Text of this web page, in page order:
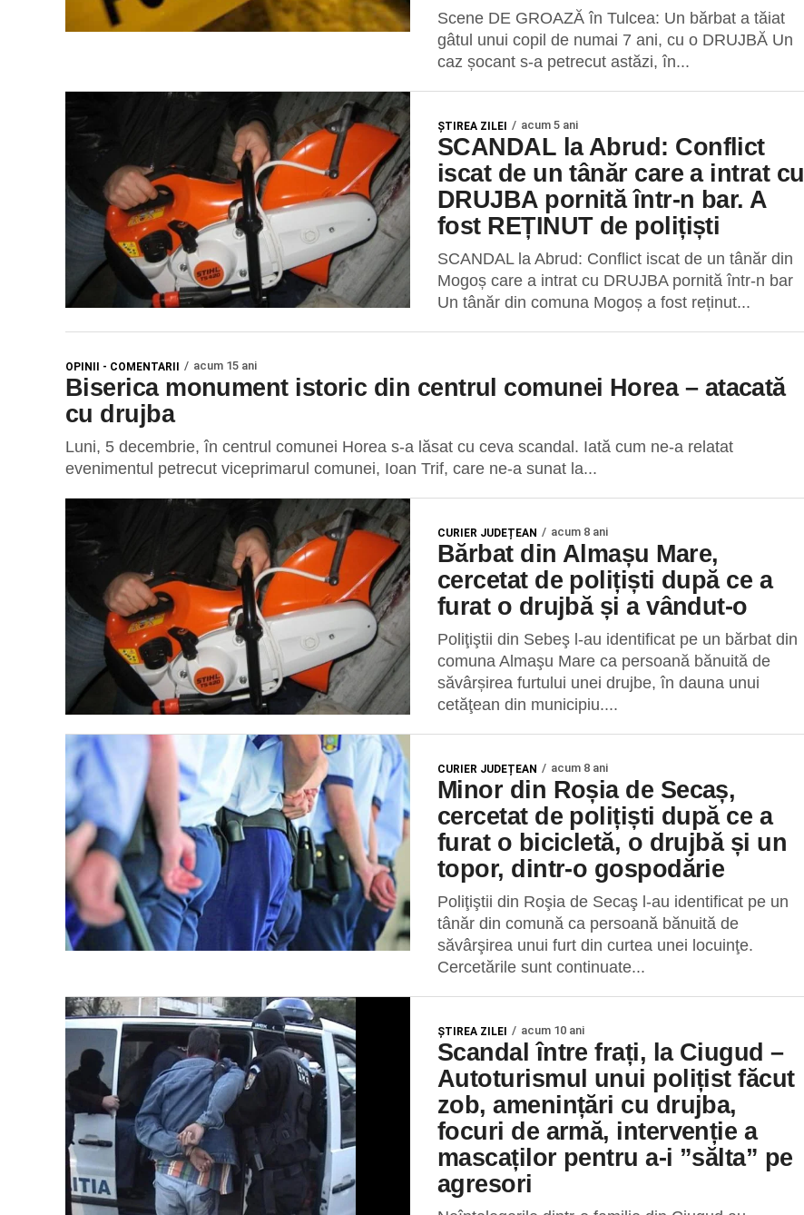
Scene DE GROAZĂ în Tulcea: Un bărbat a tăiat
gâtul unui copil de numai 7 ani, cu o DRUJBĂ Un
caz șocant s-a petrecut astăzi, în...
ŞTIREA ZILEI acum 5 ani
SCANDAL la Abrud: Conflict
iscat de un tânăr care a intrat cu
DRUJBA pornită într-n bar. A
fost REȚINUT de polițiști
SCANDAL la Abrud: Conflict iscat de un tânăr din
Mogoș care a intrat cu DRUJBA pornită într-n bar
Un tânăr din comuna Mogoș a fost reținut...
OPINII - COMENTARII acum 15 ani
Biserica monument istoric din centrul comunei Horea – atacată
cu drujba
Luni, 5 decembrie, în centrul comunei Horea s-a lăsat cu ceva scandal. Iată cum ne-a relatat
evenimentul petrecut viceprimarul comunei, Ioan Trif, care ne-a sunat la...
CURIER JUDEȚEAN acum 8 ani
Bărbat din Almașu Mare,
cercetat de polițiști după ce a
furat o drujbă și a vândut-o
Poliţiştii din Sebeş l-au identificat pe un bărbat din
comuna Almaşu Mare ca persoană bănuită de
săvârșirea furtului unei drujbe, în dauna unui
cetăţean din municipiu....
CURIER JUDEȚEAN acum 8 ani
Minor din Roșia de Secaș,
cercetat de polițiști după ce a
furat o bicicletă, o drujbă și un
topor, dintr-o gospodărie
Poliţiştii din Roşia de Secaş l-au identificat pe un
tânăr din comună ca persoană bănuită de
săvârşirea unui furt din curtea unei locuinţe.
Cercetările sunt continuate...
ŞTIREA ZILEI acum 10 ani
Scandal între frați, la Ciugud –
Autoturismul unui polițist făcut
zob, amenințări cu drujba,
focuri de armă, intervenție a
mascaților pentru a-i ”sălta” pe
agresori